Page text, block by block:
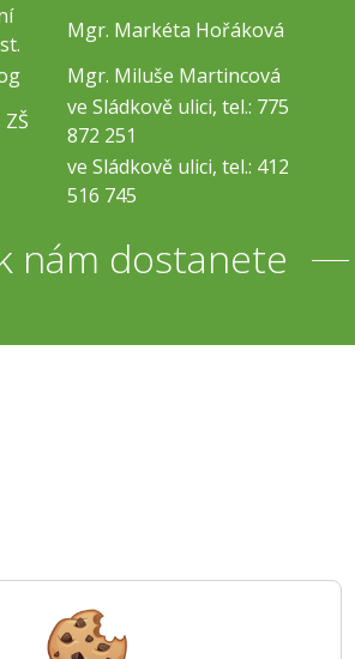
Mgr. Markéta Hořáková
Mgr. Miluše Martincová
ve Sládkově ulici, tel.: 775
872 251
ve Sládkově ulici, tel.: 412
516 745
nám dostanete